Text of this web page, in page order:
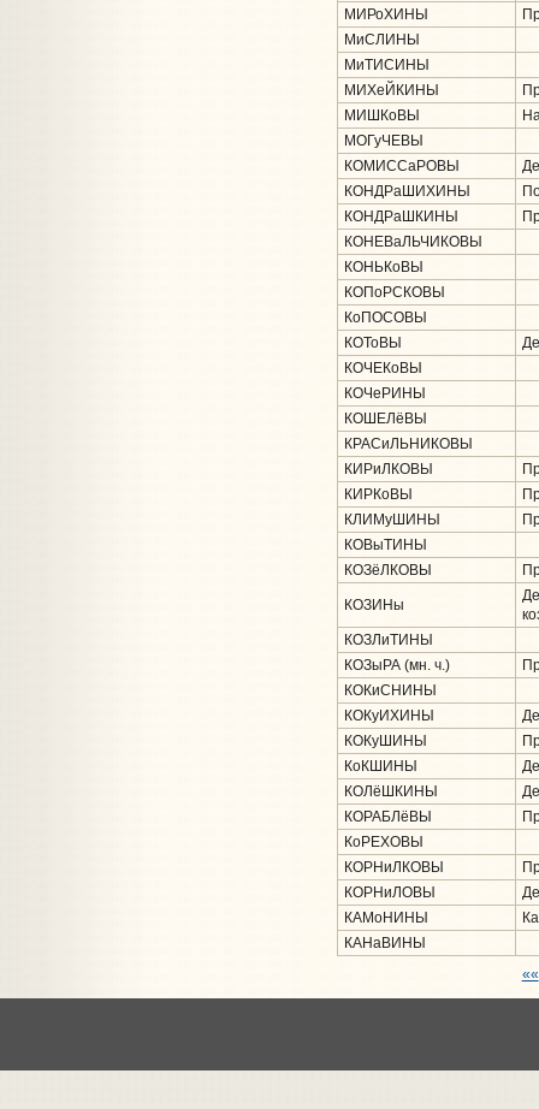
МИРоХИНЫ
МиСЛИНЫ
МиТИСИНЫ
МИХеЙКИНЫ
МИШКоВЫ
МОГуЧЕВЫ
КОМИССаРОВЫ
КОНДРаШИХИНЫ
КОНДРаШКИНЫ
КОНЕВаЛЬЧИКОВЫ
КОНЬКоВЫ
КОПоРСКОВЫ
КоПОСОВЫ
КОТоВЫ
КОЧЕКоВЫ
КОЧеРИНЫ
КОШЕЛёВЫ
КРАСиЛЬНИКОВЫ
КИРиЛКОВЫ
КИРКоВЫ
КЛИМуШИНЫ
КОВыТИНЫ
КОЗёЛКОВЫ
КОЗИНы
КОЗЛиТИНЫ
КОЗыРА (мн. ч.)
КОКиСНИНЫ
КОКуИХИНЫ
КОКуШИНЫ
КоКШИНЫ
КОЛёШКИНЫ
КОРАБЛёВЫ
КоРЕХОВЫ
КОРНиЛКОВЫ
КОРНиЛОВЫ
КАМоНИНЫ
КАНаВИНЫ
««